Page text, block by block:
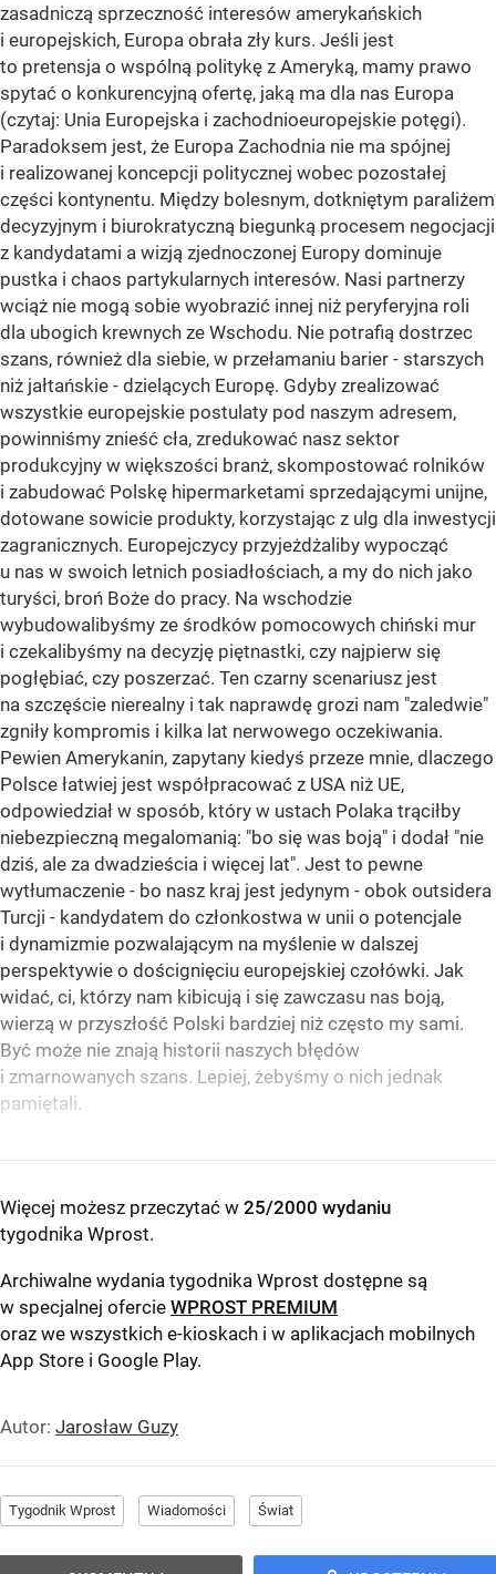
zasadniczą sprzeczność interesów amerykańskich
i europejskich, Europa obrała zły kurs. Jeśli jest
to pretensja o wspólną politykę z Ameryką, mamy prawo
spytać o konkurencyjną ofertę, jaką ma dla nas Europa
(czytaj: Unia Europejska i zachodnioeuropejskie potęgi).
Paradoksem jest, że Europa Zachodnia nie ma spójnej
i realizowanej koncepcji politycznej wobec pozostałej
części kontynentu. Między bolesnym, dotkniętym paraliżem
decyzyjnym i biurokratyczną biegunką procesem negocjacji
z kandydatami a wizją zjednoczonej Europy dominuje
pustka i chaos partykularnych interesów. Nasi partnerzy
wciąż nie mogą sobie wyobrazić innej niż peryferyjna roli
dla ubogich krewnych ze Wschodu. Nie potrafią dostrzec
szans, również dla siebie, w przełamaniu barier - starszych
niż jałtańskie - dzielących Europę. Gdyby zrealizować
wszystkie europejskie postulaty pod naszym adresem,
powinniśmy znieść cła, zredukować nasz sektor
produkcyjny w większości branż, skompostować rolników
i zabudować Polskę hipermarketami sprzedającymi unijne,
dotowane sowicie produkty, korzystając z ulg dla inwestycji
zagranicznych. Europejczycy przyjeżdżaliby wypocząć
u nas w swoich letnich posiadłościach, a my do nich jako
turyści, broń Boże do pracy. Na wschodzie
wybudowalibyśmy ze środków pomocowych chiński mur
i czekalibyśmy na decyzję piętnastki, czy najpierw się
pogłębiać, czy poszerzać. Ten czarny scenariusz jest
na szczęście nierealny i tak naprawdę grozi nam "zaledwie"
zgniły kompromis i kilka lat nerwowego oczekiwania.
Pewien Amerykanin, zapytany kiedyś przeze mnie, dlaczego
Polsce łatwiej jest współpracować z USA niż UE,
odpowiedział w sposób, który w ustach Polaka trąciłby
niebezpieczną megalomanią: "bo się was boją" i dodał "nie
dziś, ale za dwadzieścia i więcej lat". Jest to pewne
wytłumaczenie - bo nasz kraj jest jedynym - obok outsidera
Turcji - kandydatem do członkostwa w unii o potencjale
i dynamizmie pozwalającym na myślenie w dalszej
perspektywie o doścignięciu europejskiej czołówki. Jak
widać, ci, którzy nam kibicują i się zawczasu nas boją,
wierzą w przyszłość Polski bardziej niż często my sami.
Być może nie znają historii naszych błędów
i zmarnowanych szans. Lepiej, żebyśmy o nich jednak
pamiętali.
Więcej możesz przeczytać w 25/2000 wydaniu
tygodnika Wprost.
Archiwalne wydania tygodnika Wprost dostępne są
w specjalnej ofercie WPROST PREMIUM
oraz we wszystkich e-kioskach i w aplikacjach mobilnych
App Store i Google Play.
Autor: Jarosław Guzy
Tygodnik Wprost Wiadomości Świat